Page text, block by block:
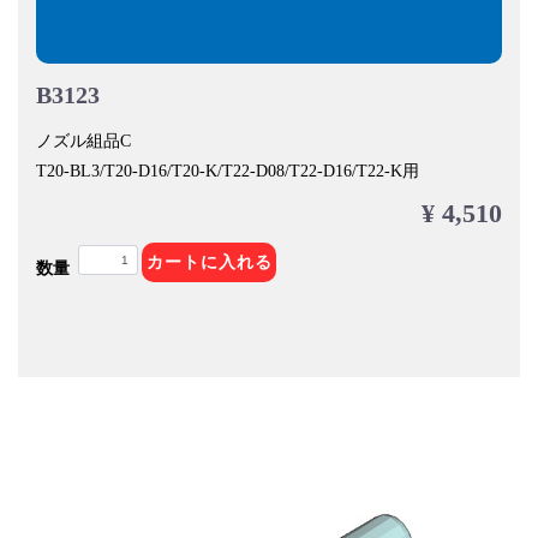
B3123
ノズル組品C
T20-BL3/T20-D16/T20-K/T22-D08/T22-D16/T22-K用
¥ 4,510
数量 カートに入れる